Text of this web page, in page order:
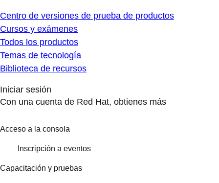
Centro de versiones de prueba de productos
Cursos y exámenes
Todos los productos
Temas de tecnología
Biblioteca de recursos
Iniciar sesión
Con una cuenta de Red Hat, obtienes más
Acceso a la consola
Inscripción a eventos
Capacitación y pruebas